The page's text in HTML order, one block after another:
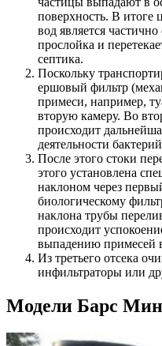
поверхность. В итоге
вод является
прослойка и
септика.
Поскольку
ершовый фильтр
примеси, например,
вторую камеру. Во
происходит
деятельности
После этого стоки
этого установлена
наклоном через
биологическому
наклона трубы
происходит
выпадению примесей
Из третьего отсека
инфильтраторы или
Модели Барс